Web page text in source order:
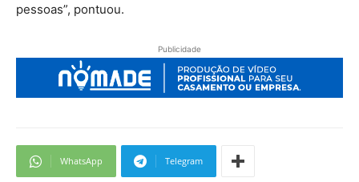
pessoas”, pontuou.
Publicidade
WhatsApp Telegram